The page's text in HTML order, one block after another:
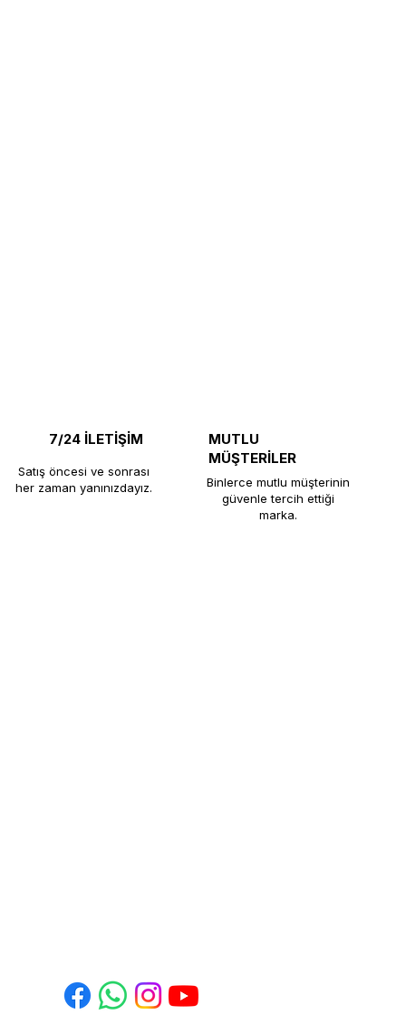
7/24 İLETİŞİM
Satış öncesi ve sonrası
her zaman yanınızdayız.
MUTLU
MÜŞTERİLER
Binlerce mutlu müşterinin
güvenle tercih ettiği
marka.